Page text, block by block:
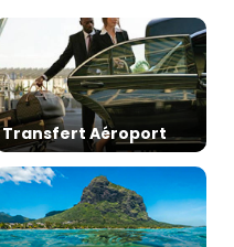
Transfert Aéroport